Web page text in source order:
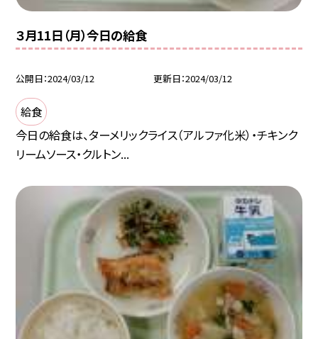
３月11日（月）今日の給食
公開日 2024/03/12 更新日 2024/03/12
給食
今日の給食は、ターメリックライス（アルファ化米）・チキンク
リームソース・クルトン...